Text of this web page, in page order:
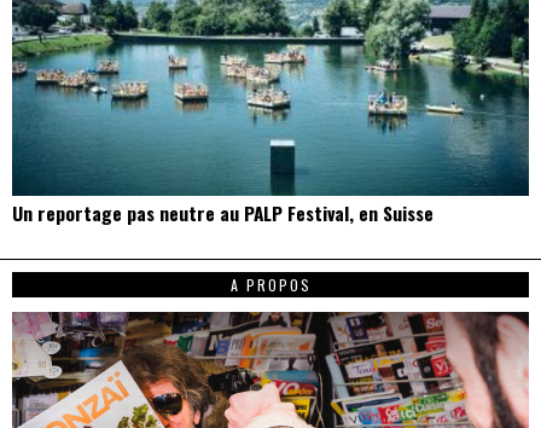
Un reportage pas neutre au PALP Festival, en Suisse
A PROPOS